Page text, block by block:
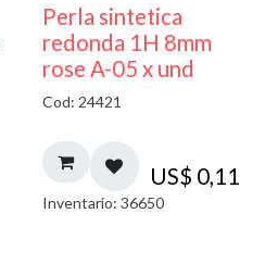
Perla sintetica
redonda 1H 8mm
rose A-05 x und
Cod: 24421
US$ 0,11
Inventario: 36650